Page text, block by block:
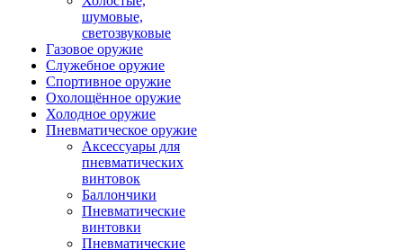
шумовые,
светозвуковые
Газовое оружие
Служебное оружие
Спортивное оружие
Охолощённое оружие
Холодное оружие
Пневматическое оружие
Аксессуары для
пневматических
винтовок
Баллончики
Пневматические
винтовки
Пневматические